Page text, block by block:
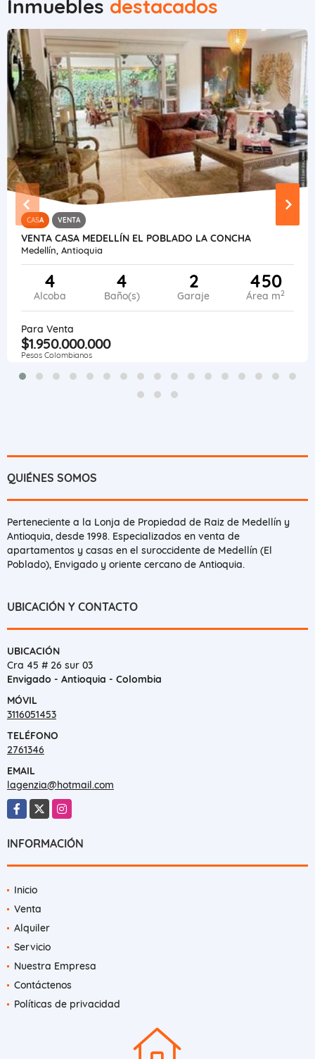
Inmuebles destacados
CASA VENTA
VENTA CASA MEDELLÍN EL POBLADO LA CONCHA
Medellín, Antioquia
4
Alcoba
4
Baño(s)
2
Garaje
450
Área m2
Para Venta
$1.950.000.000
Pesos Colombianos
QUIÉNES SOMOS
Perteneciente a la Lonja de Propiedad de Raiz de Medellín y
Antioquia, desde 1998. Especializados en venta de
apartamentos y casas en el suroccidente de Medellín (El
Poblado), Envigado y oriente cercano de Antioquia.
UBICACIÓN Y CONTACTO
UBICACIÓN
Cra 45 # 26 sur 03
Envigado - Antioquia - Colombia
MÓVIL
3116051453
TELÉFONO
2761346
EMAIL
lagenzia@hotmail.com
Facebook
X Instagram
INFORMACIÓN
Inicio
Venta
Alquiler
Servicio
Nuestra Empresa
Contáctenos
Políticas de privacidad